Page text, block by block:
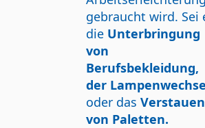
gebraucht wird. Sei
die Unterbringung
von
Berufsbekleidung,
der
oder das Verstauen
von Paletten.